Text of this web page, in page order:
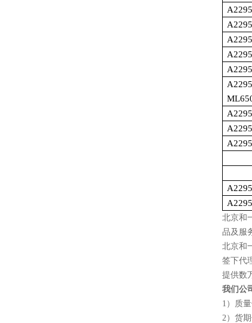
北京和
品及服
北京和
签下代
提供数
我们公
1 ）质
2）货